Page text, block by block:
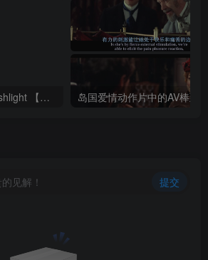
美国名器飞机杯Fleshlight 【Quickshot-Vantage 双头飞机杯】完全评测
见解！ 提交